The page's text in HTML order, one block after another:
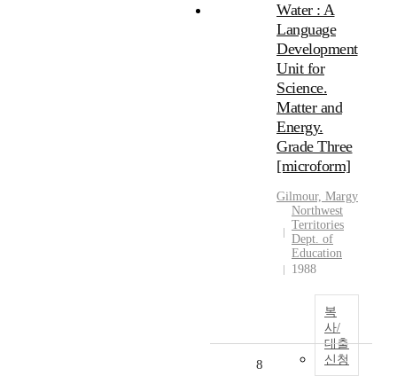
Water : A
Language
Development
Unit for
Science.
Matter and
Energy.
Grade Three
[microform]
Gilmour, Margy
Northwest
Territories
Dept. of
Education
1988
복
사/
대출
신청
8